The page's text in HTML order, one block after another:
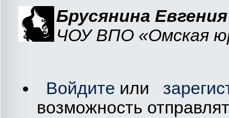
Брусянина
ЧОУ ВПО «Омская
Войдите или
возможность